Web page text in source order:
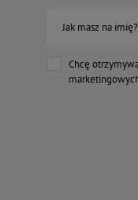
Jak masz na imię?
Chcę